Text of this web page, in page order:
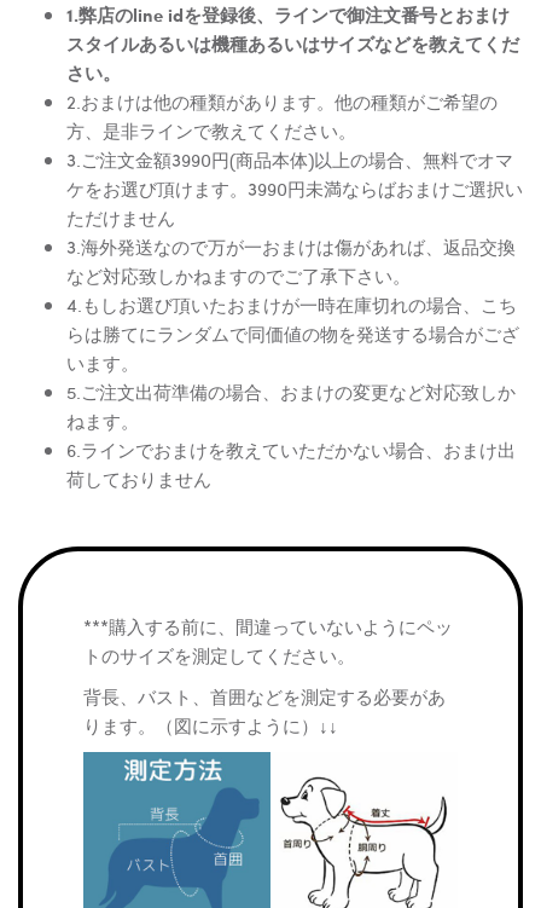
1.弊店のline idを登録後、ラインで御注文番号とおまけ
スタイルあるいは機種あるいはサイズなどを教えてくだ
さい。
2.おまけは他の種類があります。他の種類がご希望の
方、是非ラインで教えてください。
3.ご注文金額3990円(商品本体)以上の場合、無料でオマ
ケをお選び頂けます。3990円未満ならばおまけご選択い
ただけません
3.海外発送なので万が一おまけは傷があれば、返品交換
など対応致しかねますのでご了承下さい。
4.もしお選び頂いたおまけが一時在庫切れの場合、こち
らは勝てにランダムで同価値の物を発送する場合がござ
います。
5.ご注文出荷準備の場合、おまけの変更など対応致しか
ねます。
6.ラインでおまけを教えていただかない場合、おまけ出
荷しておりません
***購入する前に、間違っていないようにペッ
トのサイズを測定してください。
背長、バスト、首囲などを測定する必要があ
ります。（図に示すように）↓↓